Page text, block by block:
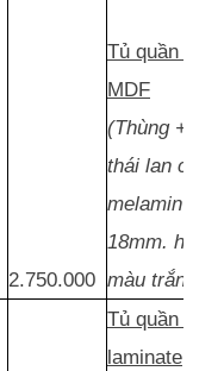
2.750.000
Tủ quần áo
MDF
(Thùng +
thái lan
melamin
18mm. hậu
màu trắng
Tủ quần áo
laminate